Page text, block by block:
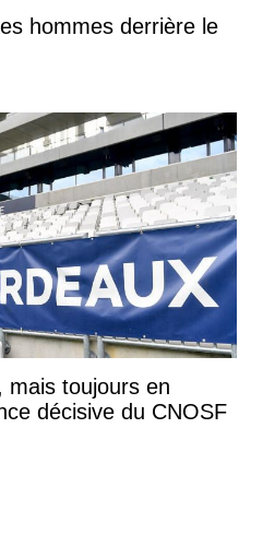
hommes derrière le
mais toujours en
décisive du CNOSF